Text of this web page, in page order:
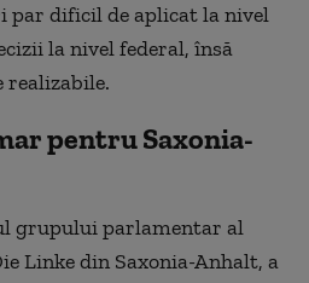
par dificil de aplicat la nivel
la nivel federal, însă
realizabile.
pentru Saxonia-
grupului parlamentar al
Linke din Saxonia-Anhalt, a